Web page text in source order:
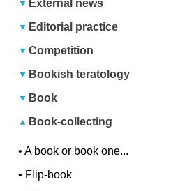
External news
Editorial practice
Competition
Bookish teratology
Book
Book-collecting
•A book or book one...
• Flip-book